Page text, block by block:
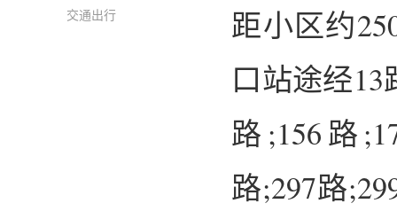
交通出行
距小区约
口站途经13
路;156路
路;297路